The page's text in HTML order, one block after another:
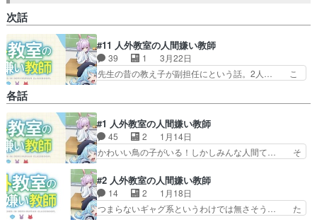
次話
#11 人外教室の人間嫌い教師
39 1
3月22日
先生の昔の教え子が副担任にという話。2人… こ
生の過去編で人間嫌いになった理由… 零が人間嫌
いになった理由がよく分かった、… 零の人間嫌い
になった理由が判明権力者の娘… そんなことがあ
ったのか…未来がいじめを受… 先生の教え子だっ
た・未来が副担任として赴… 過去の経緯はそんな
感じだったのか未来には…
各話
#1 人外教室の人間嫌い教師
45 2
1月14日
かわいい鳥の子がいる！しかしみんな人間て… そ
目とオーイシ氏のニンゲンのMV。みん… 人外ば
かりの生徒達は成績が良いと人間にな… 人外ファ
ンタジー学園モノか。主人公が人間… 今期の超期
待してたやつ始まったあああああ… KADOKAWA
#2 人外教室の人間嫌い教師
14 2
1月18日
つまらないギャグ系というわけでは無さそう… た